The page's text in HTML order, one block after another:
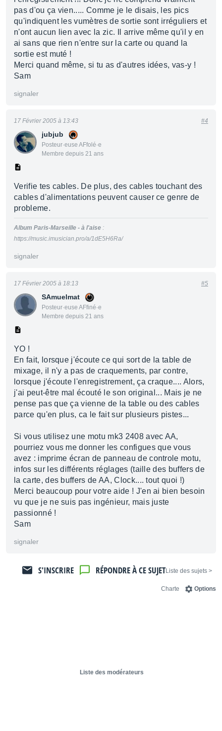
pas d'ou ça vien..... Comme je le disais, les pics
qu'indiquent les vumètres de sortie sont irréguliers et
n'ont aucun lien avec la zic. Il arrive même qu'il y en
ai sans que rien n'entre sur la carte ou quand la
sortie est muté !
Merci quand même, si tu as d'autres idées, vas-y !
Sam
signaler
jubjub
Posteur·euse AFfolé·e
Membre depuis 21 ans
17 Février 2005 à 13:43 #4
Verifie tes cables. De plus, des cables touchant des
cables d'alimentations peuvent causer ce genre de
probleme.
Album Paris-Marseille - à l'aise :
https://music.imusician.pro/a/1dE5H6Ra/
signaler
SAmuelmat
Posteur·euse AFfiné·e
Membre depuis 21 ans
17 Février 2005 à 18:13 #5
YO !
En fait, lorsque j'écoute ce qui sort de la table de
mixage, il n'y a pas de craquements, par contre,
lorsque j'écoute l'enregistrement, ça craque.... Alors,
j'ai peut-être mal écouté le son original... Mais je ne
pense pas que ça vienne de la table ou des cables
parce qu'en plus, ca le fait sur plusieurs pistes...
Si vous utilisez une motu mk3 2408 avec AA,
pourriez vous me donner les configues que vous
avez : imprime écran de panneau de controle motu,
infos sur les différents réglages (taille des buffers de
la carte, des buffers de AA, Clock.... tout quoi !)
Merci beaucoup pour votre aide ! J'en ai bien besoin
vu que je ne suis pas ingénieur, mais juste
passionné !
Sam
signaler
< Liste des sujets
RÉPONDRE À CE SUJET
S'INSCRIRE
Options
Charte
Liste des modérateurs